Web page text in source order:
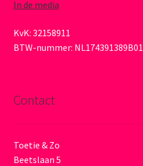
In de media
KvK: 32158911
BTW-nummer: NL174391389B01
Contact
Toetie & Zo
Beetslaan 5